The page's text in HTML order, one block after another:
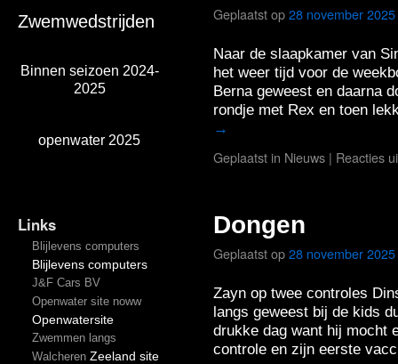
Zwemwedstrijden
Binnen seizoen 2024-
2025
openwater 2025
Links
Blijlevens computers
Blijlevens computers
J&F Cars BV
Openwater site noww
Openwatersite
Zwemmen langs
WalcherenZeeland site
Geplaatst op28 november 2025
Naar de slaapkamer van
het weer tijd voor de
Berna geweest en daarna
rondje met Rex en toen
→
Geplaatst in Nieuws | Reacties
Dongen
Geplaatst op28 november 2025
Zayn op twee controles
langs geweest bij de kids
drukke dag want hij mocht
controle en zijn eerste